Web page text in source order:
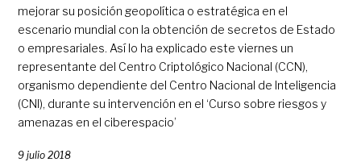
mejorar su posición geopolítica o estratégica en el
escenario mundial con la obtención de secretos de Estado
o empresariales. Así lo ha explicado este viernes un
representante del Centro Criptológico Nacional (CCN),
organismo dependiente del Centro Nacional de Inteligencia
(CNI), durante su intervención en el ‘Curso sobre riesgos y
amenazas en el ciberespacio’
9 julio 2018